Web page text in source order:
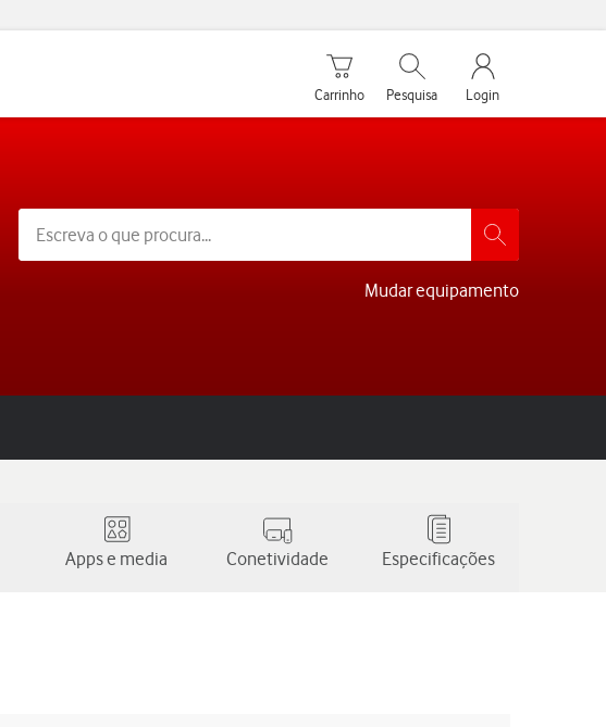
Carrinho de compras
Carrinho
Pesquisar
Pesquisa
My Vodafone
Login
Mudar equipamento
Apps e media Conetividade Especificações